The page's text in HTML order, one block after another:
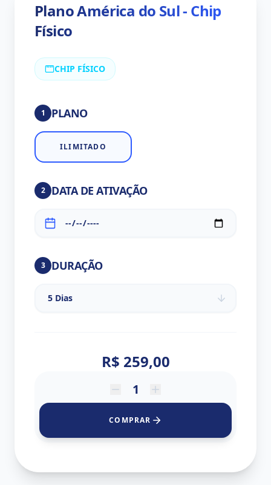
Plano América do Sul - Chip
Físico
CHIP FÍSICO
1 PLANO
ILIMITADO
2 DATA DE ATIVAÇÃO
3 DURAÇÃO
R$ 259,00
COMPRAR